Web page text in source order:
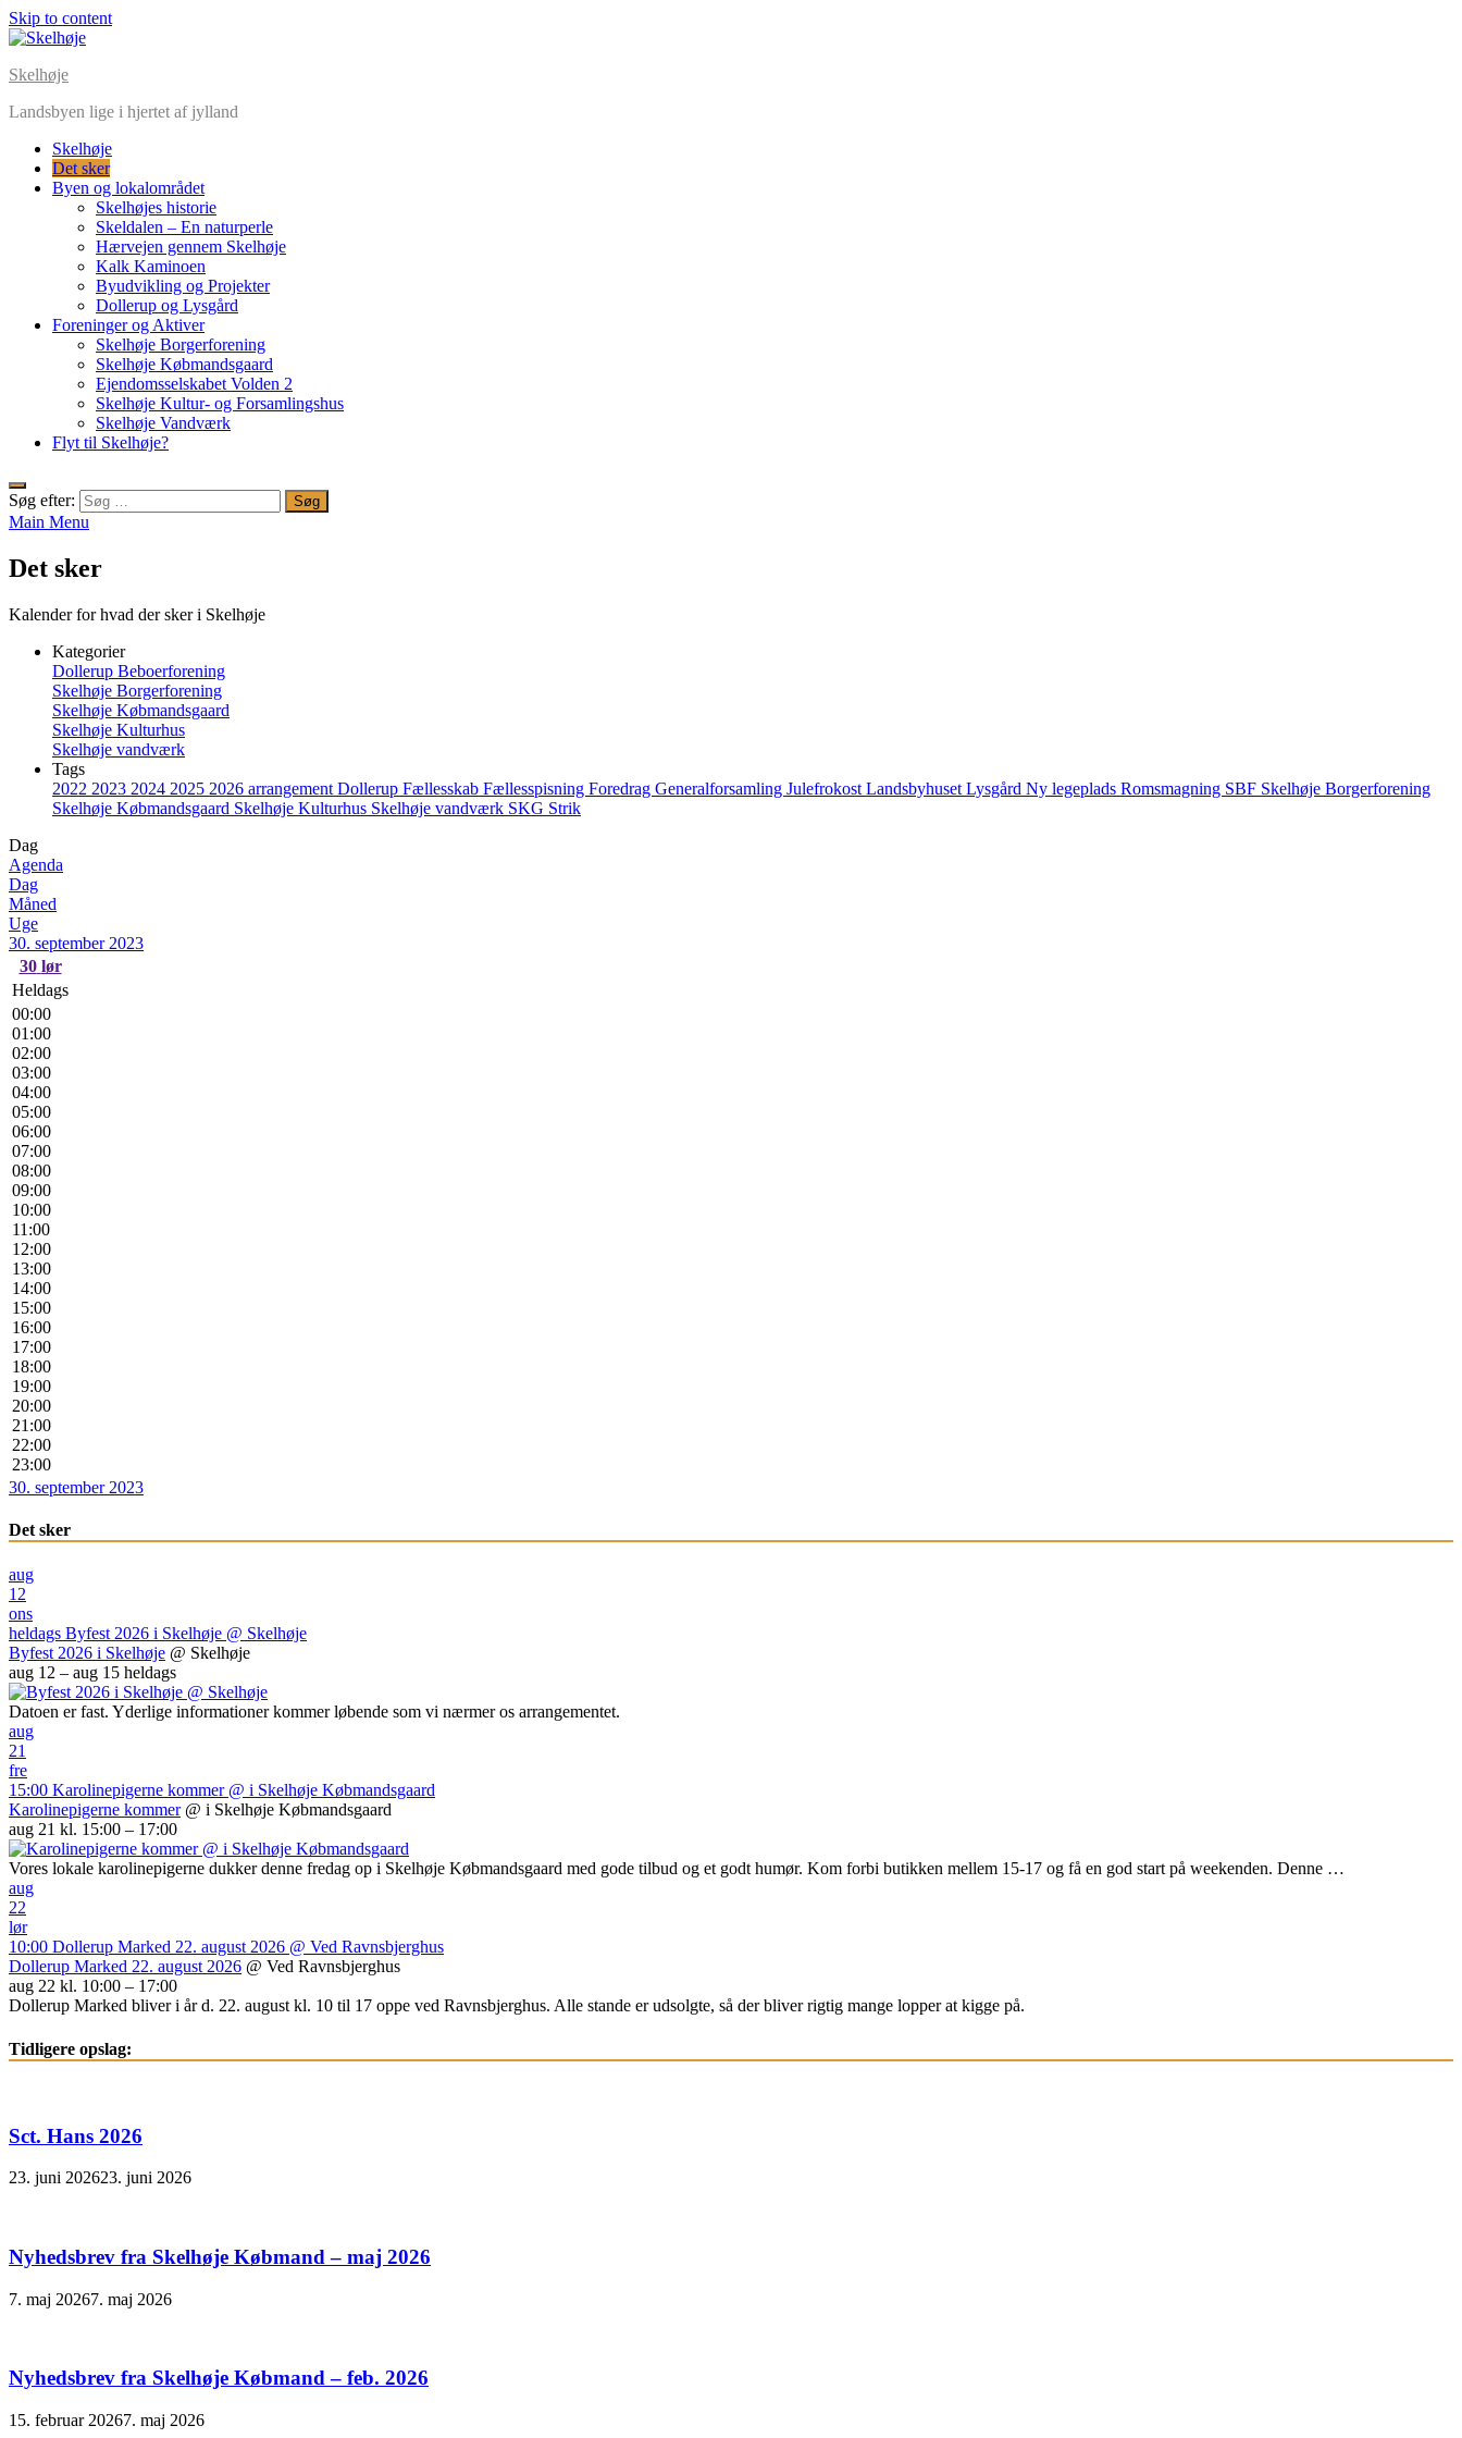
Skip to content
Skelhøje
Landsbyen lige i hjertet af jylland
Skelhøje
Det sker
Byen og lokalområdet
Skelhøjes historie
Skeldalen – En naturperle
Hærvejen gennem Skelhøje
Kalk Kaminoen
Byudvikling og Projekter
Dollerup og Lysgård
Foreninger og Aktiver
Skelhøje Borgerforening
Skelhøje Købmandsgaard
Ejendomsselskabet Volden 2
Skelhøje Kultur- og Forsamlingshus
Skelhøje Vandværk
Flyt til Skelhøje?
Søg efter:
Main Menu
Det sker
Kalender for hvad der sker i Skelhøje
Kategorier
Dollerup Beboerforening
Skelhøje Borgerforening
Skelhøje Købmandsgaard
Skelhøje Kulturhus
Skelhøje vandværk
Tags
2022 2023 2024 2025 2026 arrangement Dollerup Fællesskab Fællesspisning Foredrag Generalforsamling Julefrokost Landsbyhuset Lysgård Ny legeplads Romsmagning SBF Skelhøje Borgerforening
Skelhøje Købmandsgaard Skelhøje Kulturhus Skelhøje vandværk SKG Strik
Dag
Agenda
Dag
Måned
Uge
30. september 2023
30 lør
Heldags
00:00
01:00
02:00
03:00
04:00
05:00
06:00
07:00
08:00
09:00
10:00
11:00
12:00
13:00
14:00
15:00
16:00
17:00
18:00
19:00
20:00
21:00
22:00
23:00
30. september 2023
Det sker
aug
12
ons
heldags Byfest 2026 i Skelhøje @ Skelhøje
Byfest 2026 i Skelhøje @ Skelhøje
aug 12 – aug 15 heldags
Datoen er fast. Yderlige informationer kommer løbende som vi nærmer os arrangementet.
aug
21
fre
15:00 Karolinepigerne kommer @ i Skelhøje Købmandsgaard
Karolinepigerne kommer @ i Skelhøje Købmandsgaard
aug 21 kl. 15:00 – 17:00
Vores lokale karolinepigerne dukker denne fredag op i Skelhøje Købmandsgaard med gode tilbud og et godt humør. Kom forbi butikken mellem 15-17 og få en god start på weekenden. Denne …
aug
22
lør
10:00 Dollerup Marked 22. august 2026 @ Ved Ravnsbjerghus
Dollerup Marked 22. august 2026 @ Ved Ravnsbjerghus
aug 22 kl. 10:00 – 17:00
Dollerup Marked bliver i år d. 22. august kl. 10 til 17 oppe ved Ravnsbjerghus. Alle stande er udsolgte, så der bliver rigtig mange lopper at kigge på.
Tidligere opslag:
Sct. Hans 2026
23. juni 202623. juni 2026
Nyhedsbrev fra Skelhøje Købmand – maj 2026
7. maj 20267. maj 2026
Nyhedsbrev fra Skelhøje Købmand – feb. 2026
15. februar 20267. maj 2026